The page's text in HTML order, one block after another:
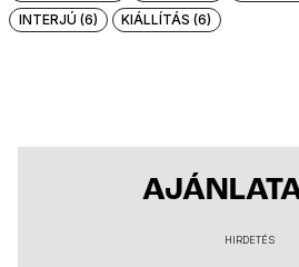
INTERJÚ (6)
KIÁLLÍTÁS (6)
HIRDETÉS